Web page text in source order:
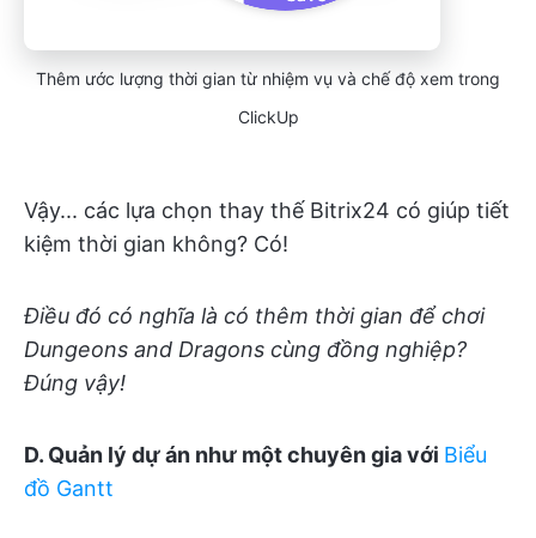
Thêm ước lượng thời gian từ nhiệm vụ và chế độ xem trong
ClickUp
Vậy... các lựa chọn thay thế Bitrix24 có giúp tiết
kiệm thời gian không? Có!
Điều đó có nghĩa là có thêm thời gian để chơi
Dungeons and Dragons cùng đồng nghiệp?
Đúng vậy!
D. Quản lý dự án như một chuyên gia với Biểu
đồ Gantt